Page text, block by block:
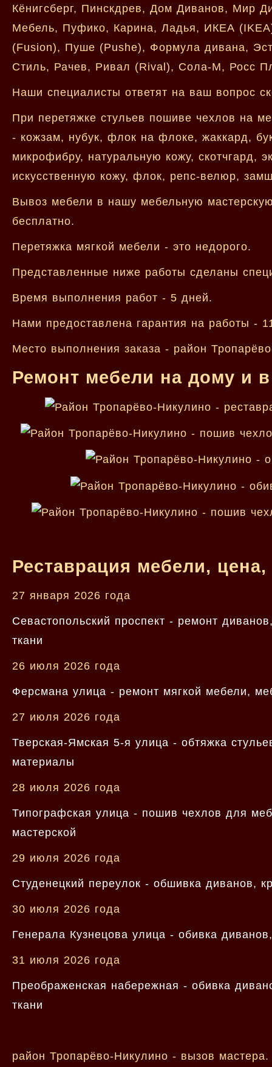
Кёнигсберг, Пинскдрев, Дом Диванов, Мир
Мебель, Пуфико, Карина, Ладья, ИКЕА
(Fusion), Пуше (Pushe), Формула дивана,
Стиль, Рачев, Ривал (Rival), Сола-М, Росс
Наши специалисты ответят на ваш вопрос
При перетяжке стульев пошиве чехлов на
- кожзам, нубук, флок на флоке, жаккард,
микрофибру, натуральную кожу, скотчгард,
искусственную кожу, флок, репс-велюр,
Вывоз мебели в нашу мебельную
бесплатно.
Перетяжка мягкой мебели - это недорого.
Представленные ниже работы сделаны
Время выполнения работ - 5 дней.
Нами предоставлена гарантия на работы -
Место выполнения заказа - район
Ремонт мебели на дому и
Реставрация мебели,
27 января 2026 года
Севастопольский проспект - ремонт
ткани
26 июля 2026 года
Ферсмана улица - ремонт мягкой мебели,
27 июля 2026 года
Тверская-Ямская 5-я улица - обтяжка
материалы
28 июля 2026 года
Типографская улица - пошив чехлов для
мастерской
29 июля 2026 года
Студенецкий переулок - обшивка диванов,
30 июля 2026 года
Генерала Кузнецова улица - обивка
31 июля 2026 года
Преображенская набережная - обивка
ткани
район Тропарёво-Никулино - вызов мастера.